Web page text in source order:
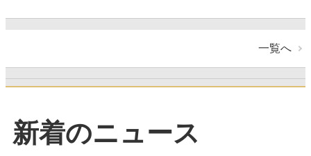
一覧へ
新着のニュース